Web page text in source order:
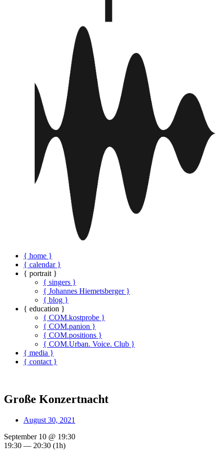
{ home }
{ calendar }
{ portrait }
{ singers }
{ Johannes Hiemetsberger }
{ blog }
{ education }
{ COM.kostprobe }
{ COM.panion }
{ COM.positions }
{ COM.Urban. Voice. Club }
{ media }
{ contact }
Große Konzertnacht
August 30, 2021
September 10 @ 19:30
19:30 — 20:30 (1h)